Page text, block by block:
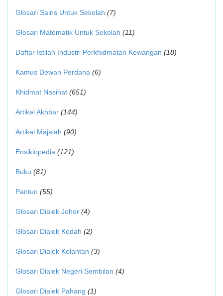
Glosari Sains Untuk Sekolah (7)
Glosari Matematik Untuk Sekolah (11)
Daftar Istilah Industri Perkhidmatan Kewangan (18)
Kamus Dewan Perdana (6)
Khidmat Nasihat (651)
Artikel Akhbar (144)
Artikel Majalah (90)
Ensiklopedia (121)
Buku (81)
Pantun (55)
Glosari Dialek Johor (4)
Glosari Dialek Kedah (2)
Glosari Dialek Kelantan (3)
Glosari Dialek Negeri Sembilan (4)
Glosari Dialek Pahang (1)